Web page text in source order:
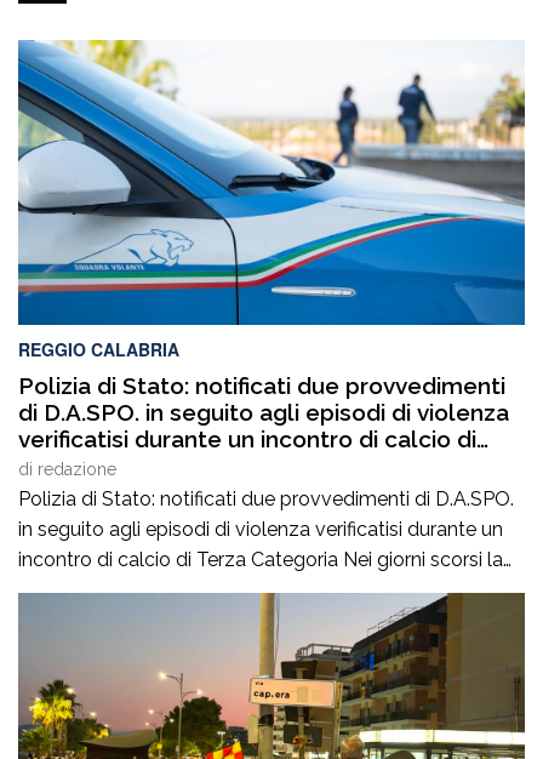
REGGIO CALABRIA
Polizia di Stato: notificati due provvedimenti
di D.A.SPO. in seguito agli episodi di violenza
verificatisi durante un incontro di calcio di
Terza Categoria
di redazione
Polizia di Stato: notificati due provvedimenti di D.A.SPO.
in seguito agli episodi di violenza verificatisi durante un
incontro di calcio di Terza Categoria Nei giorni scorsi la
Polizia di Stato ha notificato due provvedimenti di
Divieto di Accesso alle Manifestazioni Sportive
(D.A.SPO.), emessi dalla Questura di Reggio Calabria alla
fine del mese di luglio, nei […]